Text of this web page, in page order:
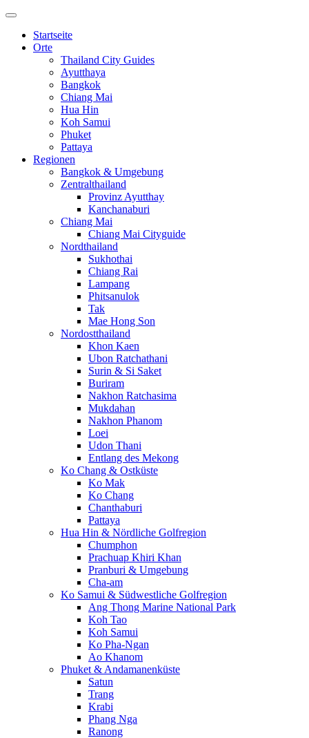
Startseite
Orte
Thailand City Guides
Ayutthaya
Bangkok
Chiang Mai
Hua Hin
Koh Samui
Phuket
Pattaya
Regionen
Bangkok & Umgebung
Zentralthailand
Provinz Ayutthay
Kanchanaburi
Chiang Mai
Chiang Mai Cityguide
Nordthailand
Sukhothai
Chiang Rai
Lampang
Phitsanulok
Tak
Mae Hong Son
Nordostthailand
Khon Kaen
Ubon Ratchathani
Surin & Si Saket
Buriram
Nakhon Ratchasima
Mukdahan
Nakhon Phanom
Loei
Udon Thani
Entlang des Mekong
Ko Chang & Ostküste
Ko Mak
Ko Chang
Chanthaburi
Pattaya
Hua Hin & Nördliche Golfregion
Chumphon
Prachuap Khiri Khan
Pranburi & Umgebung
Cha-am
Ko Samui & Südwestliche Golfregion
Ang Thong Marine National Park
Koh Tao
Koh Samui
Ko Pha-Ngan
Ao Khanom
Phuket & Andamanenküste
Satun
Trang
Krabi
Phang Nga
Ranong